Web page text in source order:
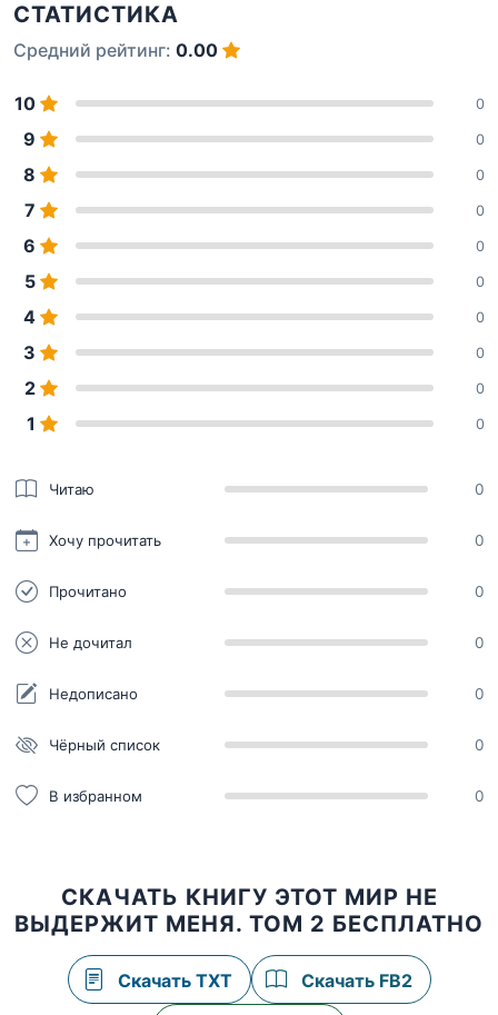
СТАТИСТИКА
Средний рейтинг: 0.00
10 0
9 0
8 0
7 0
6 0
5 0
4 0
3 0
2 0
1 0
Читаю 0
Хочу прочитать 0
Прочитано 0
Не дочитал 0
Недописано 0
Чёрный список 0
В избранном 0
СКАЧАТЬ КНИГУ ЭТОТ МИР НЕ
ВЫДЕРЖИТ МЕНЯ. ТОМ 2 БЕСПЛАТНО
Скачать TXT Скачать FB2